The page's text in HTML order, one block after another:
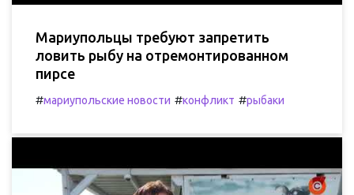
Мариупольцы требуют запретить
ловить рыбу на отремонтированном
пирсе
#мариупольские новости #конфликт #рыбаки